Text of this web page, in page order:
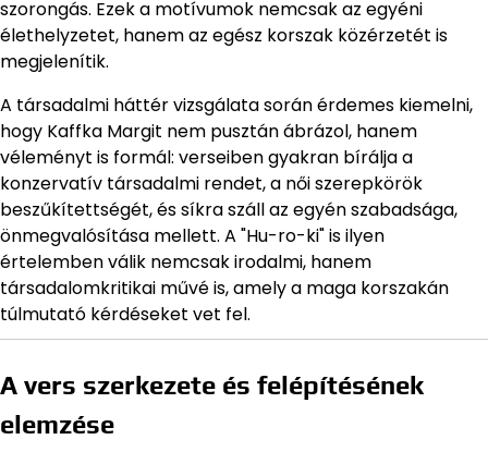
szorongás. Ezek a motívumok nemcsak az egyéni
élethelyzetet, hanem az egész korszak közérzetét is
megjelenítik.
A társadalmi háttér vizsgálata során érdemes kiemelni,
hogy Kaffka Margit nem pusztán ábrázol, hanem
véleményt is formál: verseiben gyakran bírálja a
konzervatív társadalmi rendet, a női szerepkörök
beszűkítettségét, és síkra száll az egyén szabadsága,
önmegvalósítása mellett. A "Hu-ro-ki" is ilyen
értelemben válik nemcsak irodalmi, hanem
társadalomkritikai művé is, amely a maga korszakán
túlmutató kérdéseket vet fel.
A vers szerkezete és felépítésének
elemzése